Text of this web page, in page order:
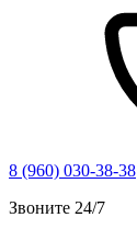
8 (960) 030-38-38
Звоните 24/7